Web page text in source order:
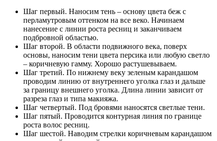
Шаг первый. Наносим тень – основу цвета беж с
перламутровым оттенком на все веко. Начинаем
нанесение с линии роста ресниц и заканчиваем
подбровной областью.
Шаг второй. В области подвижного века, поверх
основы, наносим тени цвета персика или любую светло
– коричневую гамму. Хорошо растушевываем.
Шаг третий. По нижнему веку зеленым карандашом
проводим линию от внутреннего уголка глаз и дальше
за границу внешнего уголка. Длина линии зависит от
разреза глаз и типа макияжа.
Шаг четвертый. Под бровями наносятся светлые тени.
Шаг пятый. Проводится контурная линия по границе
роста волос ресниц.
Шаг шестой. Наводим стрелки коричневым карандашом